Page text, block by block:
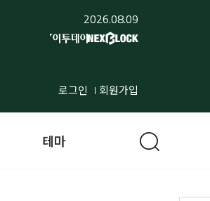
2026.08.09
로그인 회원가입
테마